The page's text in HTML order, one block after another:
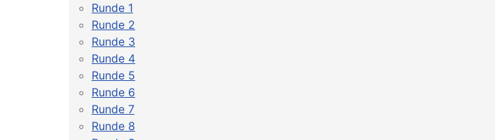
Runde 1
Runde 2
Runde 3
Runde 4
Runde 5
Runde 6
Runde 7
Runde 8